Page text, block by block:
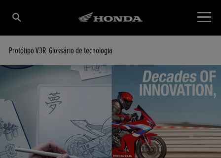
Protótipo V3R Glossário de tecnologia